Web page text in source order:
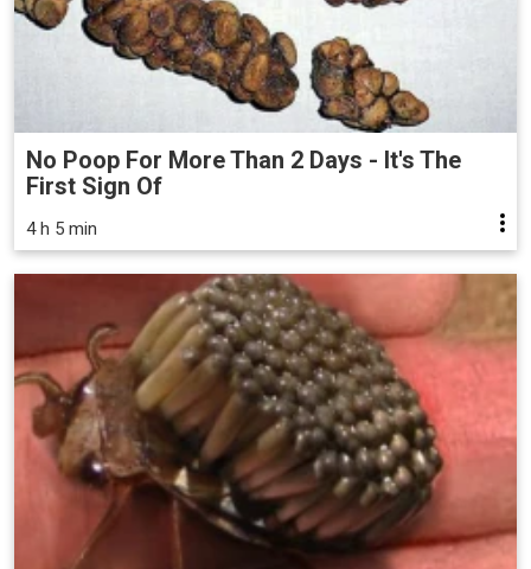
No Poop For More Than 2 Days - It's The
First Sign Of
4 h 5 min